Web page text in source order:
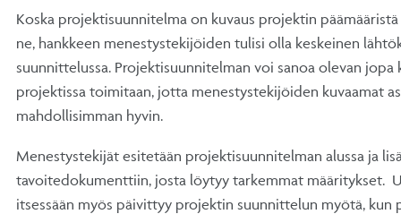
Koska projektisuunnitelma on kuvaus projektin
ne, hankkeen menestystekijöiden tulisi olla keskeinen
suunnittelussa. Projektisuunnitelman voi sanoa olevan jopa
projektissa toimitaan, jotta menestystekijöiden kuvaamat
mahdollisimman hyvin.
Menestystekijät esitetään projektisuunnitelman alussa ja
tavoitedokumenttiin, josta löytyy tarkemmat määritykset.
itsessään myös päivittyy projektin suunnittelun myötä, kun